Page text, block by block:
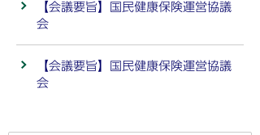
【会議要旨】国民健康保険運営協議
会
【会議要旨】国民健康保険運営協議
会